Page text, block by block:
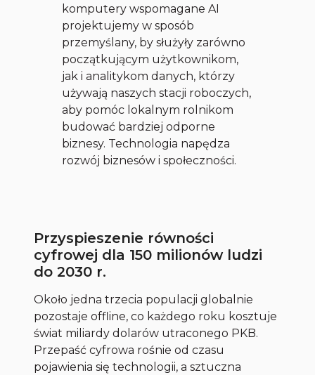
komputery wspomagane AI
projektujemy w sposób
przemyślany, by służyły zarówno
początkującym użytkownikom,
jak i analitykom danych, którzy
używają naszych stacji roboczych,
aby pomóc lokalnym rolnikom
budować bardziej odporne
biznesy. Technologia napędza
rozwój biznesów i społeczności.
Przyspieszenie równości
cyfrowej dla 150 milionów ludzi
do 2030 r.
Około jedna trzecia populacji globalnie
pozostaje offline, co każdego roku kosztuje
świat miliardy dolarów utraconego PKB.
Przepaść cyfrowa rośnie od czasu
pojawienia się technologii, a sztuczna